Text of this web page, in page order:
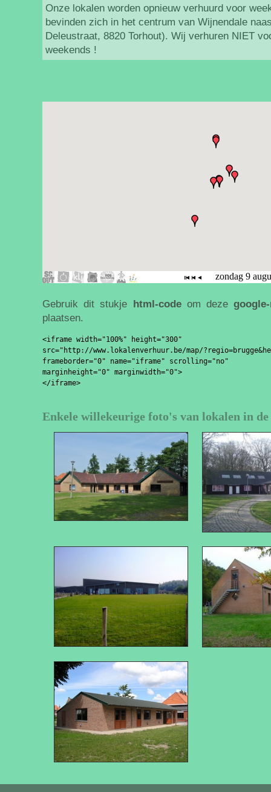
Onze lokalen worden opnieuw verhuurd voor
bevinden zich in het centrum van Wijnendale
Deleustraat, 8820 Torhout). Wij verhuren NIET
weekends !
Gebruik dit stukje html-codeom deze
plaatsen.
<iframe width="100%" height="300"
src="http://www.lokalenverhuur.be/map/
frameborder="0" name="iframe" scrolling="no"
marginheight="0" marginwidth="0">
Enkele willekeurige foto's van lokalen in